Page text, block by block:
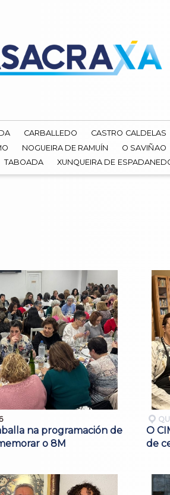
CARBALLEDO CASTRO CALDELAS
NOGUEIRA DE RAMUÍN O SAVIÑAO
TABOADA XUNQUEIRA DE
na programación de
o 8M
O
de